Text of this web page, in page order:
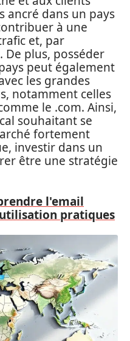
ancré dans un pays
à une
et, par
De plus, posséder
peut également
les grandes
notamment celles
le .com. Ainsi,
souhaitant se
fortement
investir dans un
être une stratégie
l'email
pratiques